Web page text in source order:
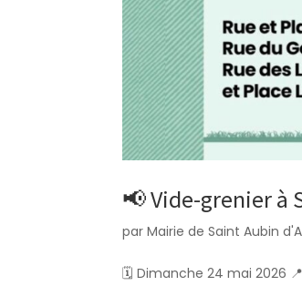
📢 Vide-grenier à
parMairie de Saint Aubin
🗓️ Dimanche 24 mai 2026